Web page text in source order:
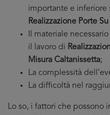
importante e inferiore
Realizzazione Porte
Il materiale
il lavoro di
Misura Caltanissetta;
La complessità
La difficoltà nel
Lo so, i fattori che possono